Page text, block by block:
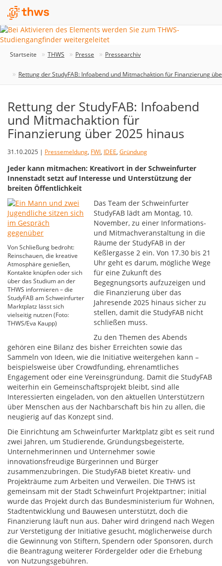
Startseite THWS Presse Pressearchiv
Rettung der StudyFAB: Infoabend und Mitmachaktion für Finanzierung
Rettung der StudyFAB: Infoabend
und Mitmachaktion für
Finanzierung über 2025 hinaus
31.10.2025 | Pressemeldung, FWI, IDEE, Gründung
Jeder kann mitmachen: Kreativort in der Schweinfurter
Innenstadt setzt auf Interesse und Unterstützung der
breiten Öffentlichkeit
Von Schließung bedroht:
Reinschauen, die kreative
Atmosphäre genießen,
Kontakte knüpfen oder sich
über das Studium an der
THWS informieren – die
StudyFAB am Schweinfurter
Marktplatz lässt sich
vielseitig nutzen (Foto:
THWS/Eva Kaupp)
Das Team der Schweinfurter
StudyFAB lädt am Montag, 10.
November, zu einer Informations-
und Mitmachveranstaltung in die
Räume der StudyFAB in der
Keßlergasse 2 ein. Von 17.30 bis 21
Uhr geht es darum, mögliche Wege
für eine Zukunft des
Begegnungsorts aufzuzeigen und
die Finanzierung über das
Jahresende 2025 hinaus sicher zu
stellen, damit die StudyFAB nicht
schließen muss.
Zu den Themen des Abends
gehören eine Bilanz des bisher Erreichten sowie das
Sammeln von Ideen, wie die Initiative weitergehen kann –
beispielsweise über Crowdfunding, ehrenamtliches
Engagement oder eine Vereinsgründung. Damit die StudyFAB
weiterhin ein Gemeinschaftsprojekt bleibt, sind alle
Interessierten eingeladen, von den aktuellen Unterstützern
über Menschen aus der Nachbarschaft bis hin zu allen, die
neugierig auf das Konzept sind.
Die Einrichtung am Schweinfurter Marktplatz gibt es seit rund
zwei Jahren, um Studierende, Gründungsbegeisterte,
Unternehmerinnen und Unternehmer sowie
innovationsfreudige Bürgerinnen und Bürger
zusammenzubringen. Die StudyFAB bietet Kreativ- und
Projekträume zum Arbeiten und Verweilen. Die THWS ist
gemeinsam mit der Stadt Schweinfurt Projektpartner; initial
wurde das Projekt durch das Bundesministerium für Wohnen,
Stadtentwicklung und Bauwesen unterstützt, doch die
Finanzierung läuft nun aus. Daher wird dringend nach Wegen
zur Verstetigung der Initiative gesucht, möglicherweise durch
die Gewinnung von Stiftern, Spendern oder Sponsoren, durch
die Beantragung weiterer Fördergelder oder die Erhebung
von Nutzungsgebühren.